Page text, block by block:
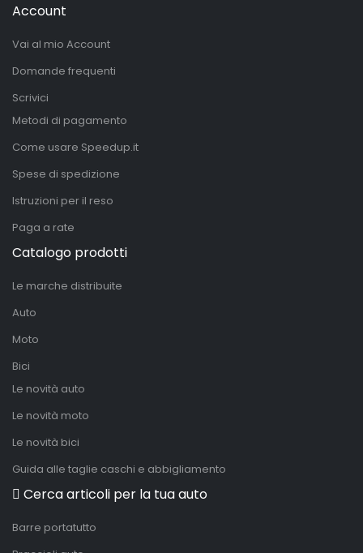
Account
Vai al mio Account
Domande frequenti
Scrivici
Metodi di pagamento
Come usare Speedup.it
Spese di spedizione
Istruzioni per il reso
Paga a rate
Catalogo prodotti
Le marche distribuite
Auto
Moto
Bici
Le novità auto
Le novità moto
Le novità bici
Guida alle taglie caschi e abbigliamento
Cerca articoli per la tua auto
Barre portatutto